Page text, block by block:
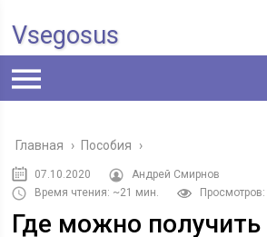
Vsegosus
Главная › Пособия ›
07.10.2020
Андрей Смирнов
Время чтения: ~21 мин.
Где можно